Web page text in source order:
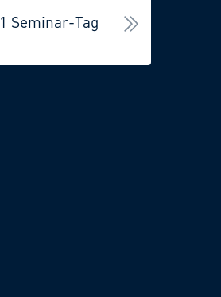
1 Seminar-Tag